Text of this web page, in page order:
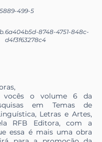
499-5
6a404b5d-8748-4751-848c-
d4f3f63278c4
vocês o volume 6 da
em Temas de
Letras e Artes,
RFB Editora, com a
essa é mais uma obra